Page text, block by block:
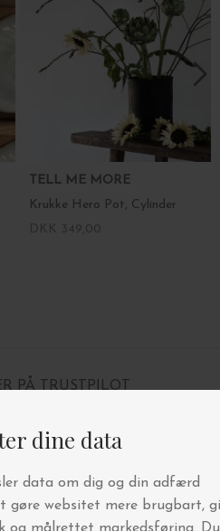
TELL ME MORE
Krukke Hero Pot, Cylinder
PÅ TRUSTPILOT